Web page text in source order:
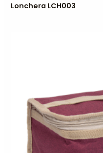
Lonchera LCH003